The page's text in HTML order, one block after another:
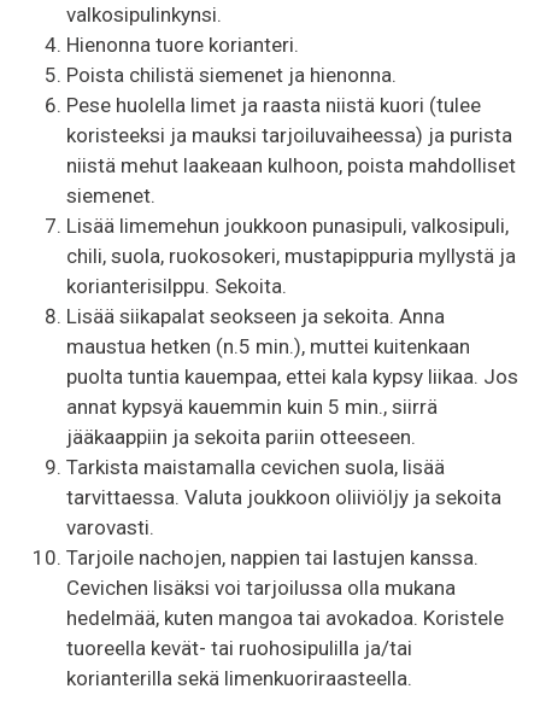
valkosipulinkynsi.
Hienonna tuore korianteri.
Poista chilistä siemenet ja hienonna.
Pese huolella limet ja raasta niistä kuori (tulee
koristeeksi ja mauksi tarjoiluvaiheessa) ja purista
niistä mehut laakeaan kulhoon, poista mahdolliset
siemenet.
Lisää limemehun joukkoon punasipuli, valkosipuli,
chili, suola, ruokosokeri, mustapippuria myllystä ja
korianterisilppu. Sekoita.
Lisää siikapalat seokseen ja sekoita. Anna
maustua hetken (n.5 min.), muttei kuitenkaan
puolta tuntia kauempaa, ettei kala kypsy liikaa. Jos
annat kypsyä kauemmin kuin 5 min., siirrä
jääkaappiin ja sekoita pariin otteeseen.
Tarkista maistamalla cevichen suola, lisää
tarvittaessa. Valuta joukkoon oliiviöljy ja sekoita
varovasti.
Tarjoile nachojen, nappien tai lastujen kanssa.
Cevichen lisäksi voi tarjoilussa olla mukana
hedelmää, kuten mangoa tai avokadoa. Koristele
tuoreella kevät- tai ruohosipulilla ja/tai
korianterilla sekä limenkuoriraasteella.